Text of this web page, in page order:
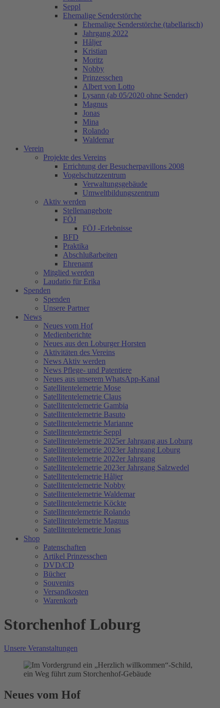
Seppl
Ehemalige Senderstörche
Ehemalige Senderstörche (tabellarisch)
Jahrgang 2022
Håljer
Kristian
Moritz
Nobby
Prinzesschen
Albert von Lotto
Lysann (ab 05/2020 ohne Sender)
Magnus
Jonas
Mina
Rolando
Waldemar
Verein
Projekte des Vereins
Errichtung der Besucherpavillons 2008
Vogelschutzzentrum
Verwaltungsgebäude
Umweltbildungszentrum
Aktiv werden
Stellenangebote
FÖJ
FÖJ -Erlebnisse
BFD
Praktika
Abschlußarbeiten
Ehrenamt
Mitglied werden
Laudatio für Erika
Spenden
Spenden
Unsere Partner
News
Neues vom Hof
Medienberichte
Neues aus den Loburger Horsten
Aktivitäten des Vereins
News Aktiv werden
News Pflege- und Patentiere
Neues aus unserem WhatsApp-Kanal
Satellitentelemetrie Mose
Satellitentelemetrie Claus
Satellitentelemetrie Gambia
Satellitentelemetrie Basuto
Satellitentelemetrie Marianne
Satellitentelemetrie Seppl
Satellitentelemetrie 2025er Jahrgang aus Loburg
Satellitentelemetrie 2023er Jahrgang Loburg
Satellitentelemetrie 2022er Jahrgang
Satellitentelemetrie 2023er Jahrgang Salzwedel
Satellitentelemetrie Håljer
Satellitentelemetrie Nobby
Satellitentelemetrie Waldemar
Satellitentelemetrie Köckte
Satellitentelemetrie Rolando
Satellitentelemetrie Magnus
Satellitentelemetrie Jonas
Shop
Patenschaften
Artikel Prinzesschen
DVD/CD
Bücher
Souvenirs
Versandkosten
Warenkorb
Storchenhof Loburg
Unsere Veranstaltungen
Neues vom Hof